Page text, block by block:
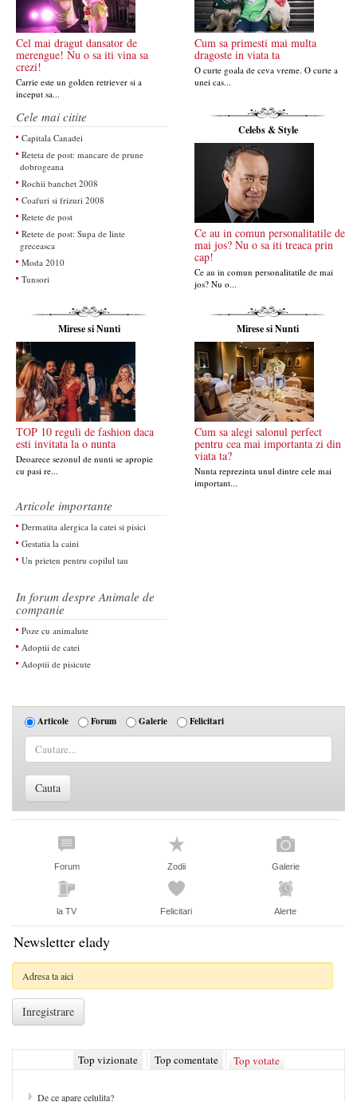
Cel mai dragut dansator de
merengue! Nu o sa iti vina sa
crezi!
Carrie este un golden retriever si a
inceput sa...
Cum sa primesti mai multa
dragoste in viata ta
O curte goala de ceva vreme. O curte a
unei cas...
Cele mai citite
Capitala Canadei
Reteta de post: mancare de prune
dobrogeana
Rochii banchet 2008
Coafuri si frizuri 2008
Retete de post
Retete de post: Supa de linte
greceasca
Moda 2010
Tunsori
Celebs & Style
Ce au in comun personalitatile de
mai jos? Nu o sa iti treaca prin
cap!
Ce au in comun personalitatile de mai
jos? Nu o...
Mirese si Nunti
TOP 10 reguli de fashion daca
esti invitata la o nunta
Deoarece sezonul de nunti se apropie
cu pasi re...
Mirese si Nunti
Cum sa alegi salonul perfect
pentru cea mai importanta zi din
viata ta?
Nunta reprezinta unul dintre cele mai
important...
Articole importante
Dermatita alergica la catei si pisici
Gestatia la caini
Un prieten pentru copilul tau
In forum despre Animale de
companie
Poze cu animalute
Adoptii de catei
Adoptii de pisicute
Articole Forum Galerie Felicitari
Forum Zodii Galerie
la TV Felicitari Alerte
Newsletter elady
Top vizionate Top comentate Top votate
De ce apare celulita?